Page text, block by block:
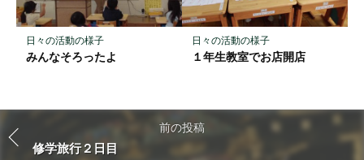
日々の活動の様子
みんなそろったよ
日々の活動の様子
１年生教室でお店開店
前の投稿
修学旅行２日目